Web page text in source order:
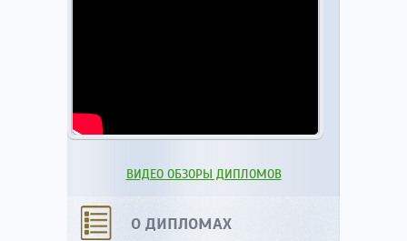
ВИДЕО ОБЗОРЫ ДИПЛОМОВ
О ДИПЛОМАХ